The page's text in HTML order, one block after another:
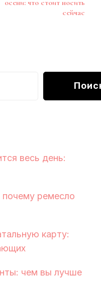
осени: что стоит носить
сейчас
весь день:
ремесло
карту:
чем вы лучше